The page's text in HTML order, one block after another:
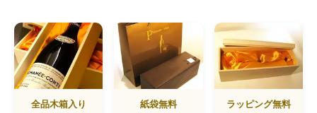
全品木箱入り 紙袋無料 ラッピング無料